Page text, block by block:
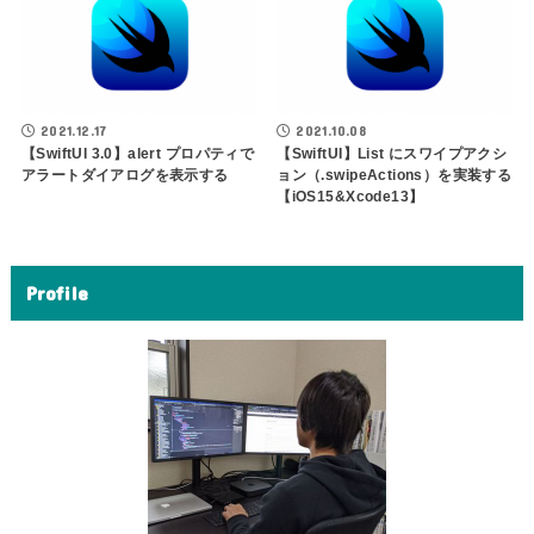
2021.12.17
【SwiftUI 3.0】alert プロパティで
アラートダイアログを表示する
2021.10.08
【SwiftUI】List にスワイプアクシ
ョン（.swipeActions）を実装する
【iOS15&Xcode13】
Profile